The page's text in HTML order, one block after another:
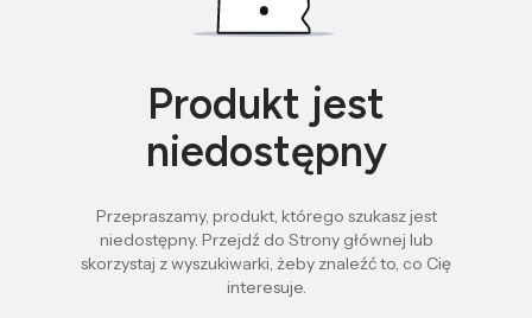
Produkt jest
niedostępny
Przepraszamy, produkt, którego szukasz jest
niedostępny. Przejdź do Strony głównej lub
skorzystaj z wyszukiwarki, żeby znaleźć to, co Cię
interesuje.